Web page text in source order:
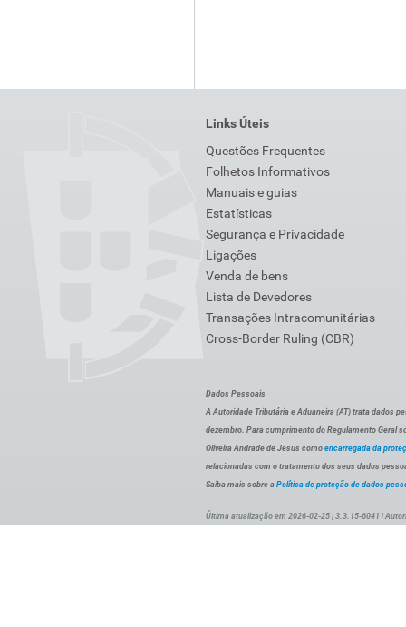
Links Úteis
Questões Frequentes
Folhetos Informativos
Manuais e guias
Estatísticas
Segurança e Privacidade
Ligações
Venda de bens
Lista de Devedores
Transações Intracomunitárias
Cross-Border Ruling (CBR)
Dados Pessoais
A Autoridade Tributária e Aduaneira (AT) trata dados
dezembro. Para cumprimento do Regulamento Geral
Oliveira Andrade de Jesus como encarregada da
relacionadas com o tratamento dos seus dados
Saiba mais sobre a Política de proteção de dados
Última atualização em 2026-02-25 | 3.3.15-6041 |